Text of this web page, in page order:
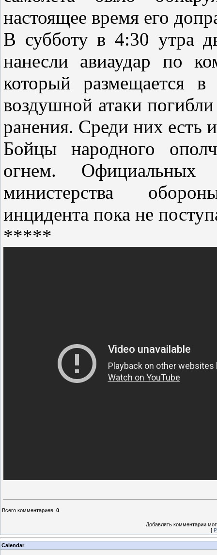
настоящее время его
В субботу в 4:30 утра
нанесли авиаудар по
который размещается
воздушной атаки
ранения. Среди них есть
Бойцы народного
огнем. Официальных
министерства
инцидента пока не
*****
Всего комментариев: 0
Добавлять комментарии
[
Calendar